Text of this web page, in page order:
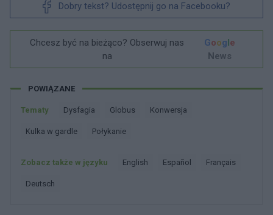
Dobry tekst? Udostępnij go na Facebooku?
Chcesz być na bieżąco? Obserwuj nas
na
Google
News
POWIĄZANE
Tematy Dysfagia Globus Konwersja
Kulka w gardle Połykanie
Zobacz także w języku english español français
deutsch